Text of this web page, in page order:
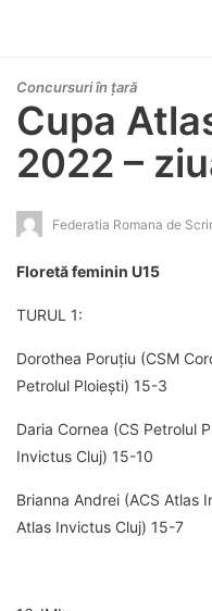
Concursuri în țară
Cupa
2022 –
Federatia Romana de
Floretă feminin U15
TURUL 1:
Dorothea Poruțiu (CSM
Petrolul Ploiești) 15-3
Daria Cornea (CS Petrolul
Invictus Cluj) 15-10
Brianna Andrei (ACS Atlas
Atlas Invictus Cluj) 15-7